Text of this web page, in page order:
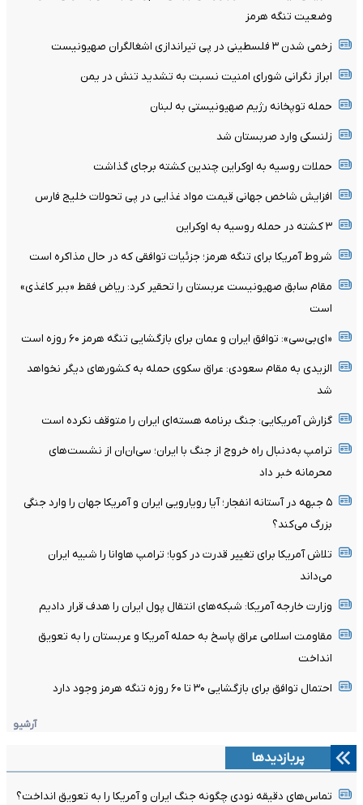
وضعیت تنگه هرمز
زخمی شدن ۳ فلسطینی در پی تیراندازی اشغالگران صهیونیست
ابراز نگرانی شورای امنیت نسبت به تشدید تنش در یمن
حمله توپخانه رژیم صهیونیستی به لبنان
زلنسکی وارد صربستان شد
حملات روسیه به اوکراین چندین کشته برجای گذاشت
افزایش شاخص جهانی قیمت مواد غذایی در پی تحولات خلیج فارس
۳ کشته در حمله روسیه به اوکراین
شروط آمریکا برای تنگه هرمز؛ جزئیات توافقی که در حال مذاکره است
مقام سابق صهیونیست عربستان را تحقیر کرد: ریاض فقط «ببر کاغذی»
است
«ای‌بی‌سی»: توافق ایران و عمان برای بازگشایی تنگه هرمز ۶۰ روزه است
الزیدی به مقام سعودی: عراق سکوی حمله به کشورهای دیگر نخواهد
شد
گزارش آمریکایی: جنگ برنامه هسته‌ای ایران را متوقف نکرده است
ترامپ به‌دنبال راه خروج از جنگ با ایران؛ سی‌ان‌ان از نشست‌های
محرمانه خبر داد
۵ جبهه در آستانه انفجار؛ آیا رویارویی ایران و آمریکا جهان را وارد جنگی
بزرگ می‌کند؟
تلاش آمریکا برای تغییر قدرت در کوبا؛ ترامپ هاوانا را شبیه ایران
می‌داند
وزارت خارجه آمریکا: شبکه‌های انتقال پول ایران را هدف قرار دادیم
مقاومت اسلامی عراق پاسخ به حمله آمریکا و عربستان را به تعویق
انداخت
احتمال توافق برای بازگشایی ۳۰ تا ۶۰ روزه تنگه هرمز وجود دارد
آرشیو
پربازدیدها
تماس‌های دقیقه نودی چگونه جنگ ایران و آمریکا را به تعویق انداخت؟